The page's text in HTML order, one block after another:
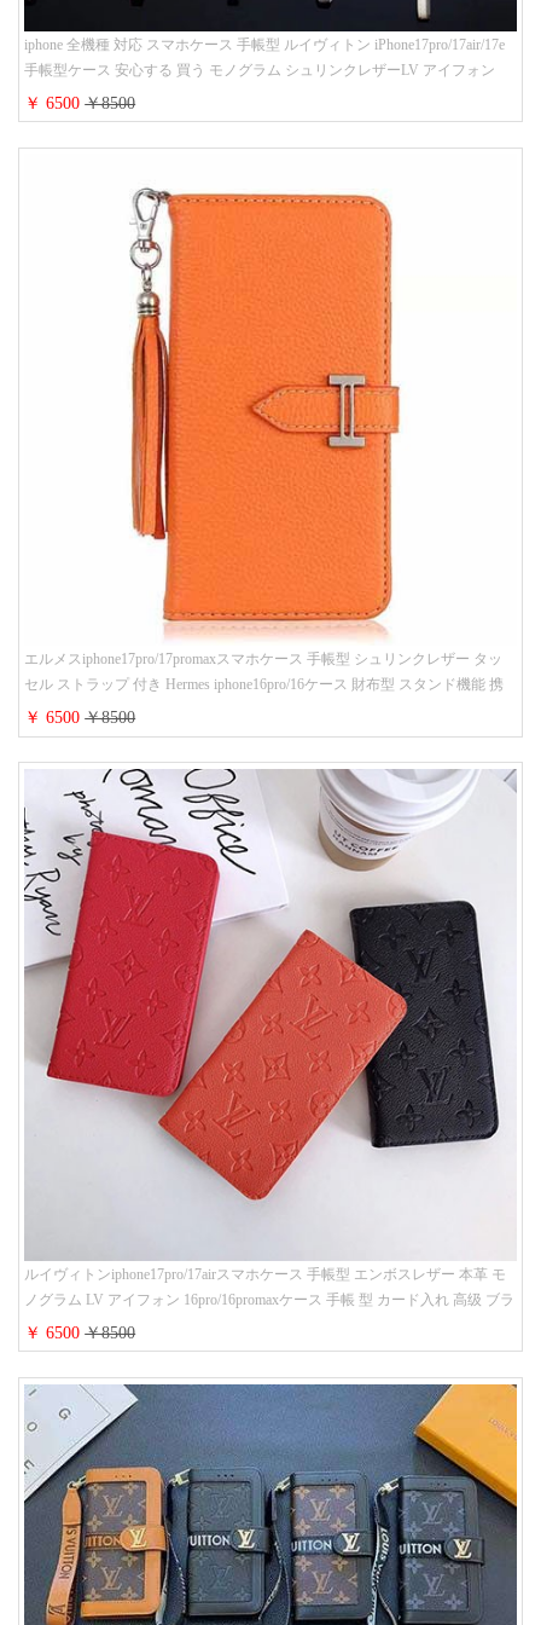
iphone 全機種 対応 スマホケース 手帳型 ルイヴィトン iPhone17pro/17air/17e
手帳型ケース 安心する 買う モノグラム シュリンクレザーLV アイフォン
16/16promaxスマホケース 手帳 多機能 グッチiphone15pro/14/13携帯ケース 大
人 レディース メンズ ストラップ付き
￥ 6500￥8500
エルメスiphone17pro/17promaxスマホケース 手帳型 シュリンクレザー タッ
セル ストラップ 付き Hermes iphone16pro/16ケース 財布型 スタンド機能 携
帯カバー ハイ ブランド アイフォーン15/14/13ケース 手帳 レディース 人気
￥ 6500￥8500
ルイヴィトンiphone17pro/17airスマホケース 手帳型 エンボスレザー 本革 モ
ノグラム LV アイフォン 16pro/16promaxケース 手帳 型 カード入れ 高级 ブラ
ンド iPhone 15/14/13 proケース 手帳型 男女通用 大人かわいい
￥ 6500￥8500